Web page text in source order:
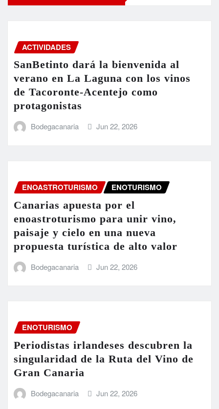
ACTIVIDADES
SanBetinto dará la bienvenida al
verano en La Laguna con los vinos
de Tacoronte-Acentejo como
protagonistas
Bodegacanaria Jun 22, 2026
ENOASTROTURISMO ENOTURISMO
Canarias apuesta por el
enoastroturismo para unir vino,
paisaje y cielo en una nueva
propuesta turística de alto valor
Bodegacanaria Jun 22, 2026
ENOTURISMO
Periodistas irlandeses descubren la
singularidad de la Ruta del Vino de
Gran Canaria
Bodegacanaria Jun 22, 2026